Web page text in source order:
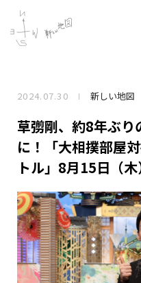
NEWS
SCHEDULE
稲垣 吾郎 草彅 剛
DISCOGRAPHY
2024.07.30 新しい地図
草彅剛、約8年ぶ
に！「大相撲部屋
トル」8月15日（木